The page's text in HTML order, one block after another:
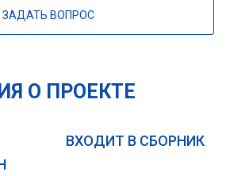
ЗАДАТЬ ВОПРОС
О ПРОЕКТЕ
ВХОДИТ В СБОРНИК